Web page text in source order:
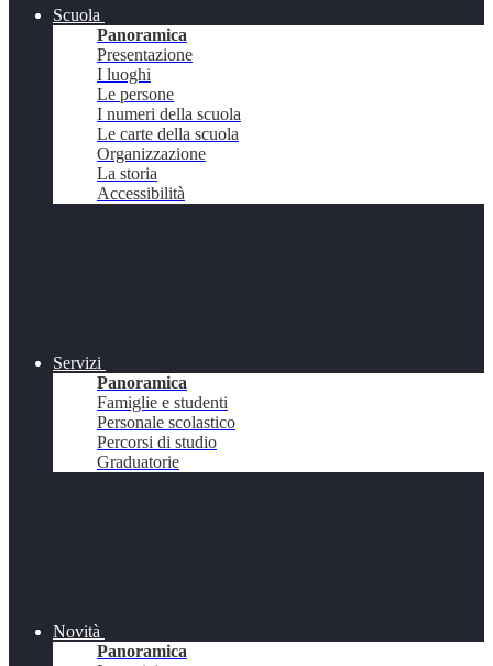
Scuola
Panoramica
Presentazione
I luoghi
Le persone
I numeri della scuola
Le carte della scuola
Organizzazione
La storia
Accessibilità
Servizi
Panoramica
Famiglie e studenti
Personale scolastico
Percorsi di studio
Graduatorie
Novità
Panoramica